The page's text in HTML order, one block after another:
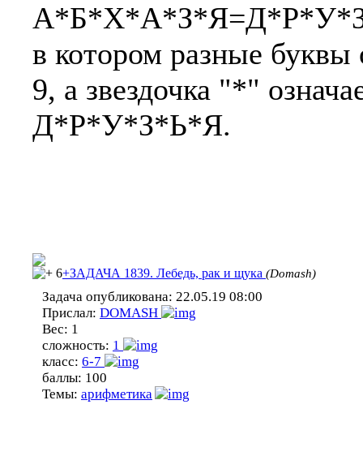
в котором разные
9, а звездочка "*"
Д*Р*У*З*Ь*Я.
6+ЗАДАЧА 1839. Лебедь, рак и щука (Domash)
Задача опубликована: 22.05.19 08:00
Прислал: DOMASH
Вес: 1
сложность: 1
класс: 6-7
баллы: 100
Темы: арифметика